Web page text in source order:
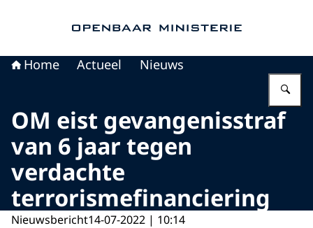
Home Actueel Nieuws
OM eist gevangenisstraf
van 6 jaar tegen
verdachte
terrorismefinanciering
Nieuwsbericht14-07-2022 | 10:14